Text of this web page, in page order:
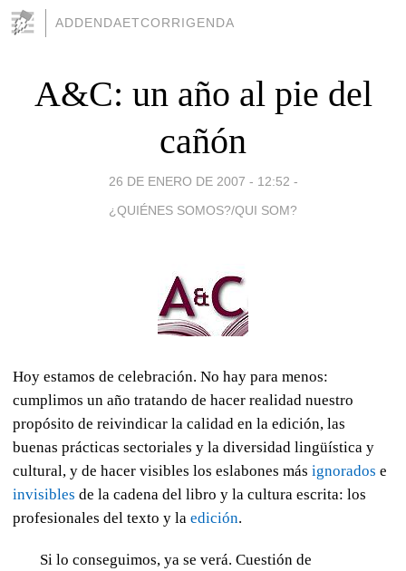
ADDENDAETCORRIGENDA
A&C: un año al pie del
cañón
26 DE ENERO DE 2007 - 12:52 -
¿QUIÉNES SOMOS?/QUI SOM?
Hoy estamos de celebración. No hay para menos:
cumplimos un año tratando de hacer realidad nuestro
propósito de reivindicar la calidad en la edición, las
buenas prácticas sectoriales y la diversidad lingüística y
cultural, y de hacer visibles los eslabones más ignorados e
invisibles de la cadena del libro y la cultura escrita: los
profesionales del texto y la edición.
Si lo conseguimos, ya se verá. Cuestión de